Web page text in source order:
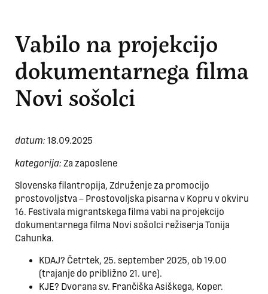
Vabilo na projekcijo
dokumentarnega filma
Novi sošolci
datum: 18.09.2025
kategorija: Za zaposlene
Slovenska filantropija, Združenje za promocijo
prostovoljstva – Prostovoljska pisarna v Kopru v okviru
16. Festivala migrantskega filma vabi na projekcijo
dokumentarnega filma Novi sošolci režiserja Tonija
Cahunka.
KDAJ? Četrtek, 25. september 2025, ob 19.00
(trajanje do približno 21. ure).
KJE? Dvorana sv. Frančiška Asiškega, Koper.